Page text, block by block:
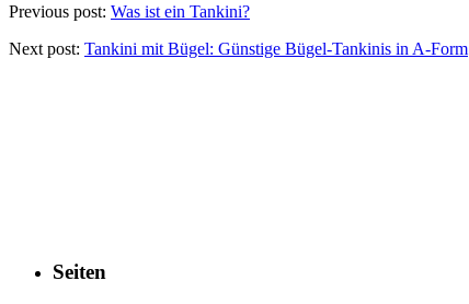
Previous post: Was ist ein Tankini?
Next post: Tankini mit Bügel: Günstige Bügel-Tankinis in A-Form
Seiten